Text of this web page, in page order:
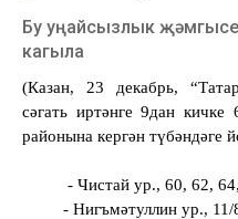
Бу уңайсызлык җәмгысе
кагыла
(Казан, 23 декабрь,
сәгать иртәнге 9дан
районына кергән түбәндәге
- Чистай ур.,60, 62,
- Нигъмәтуллин ур., 11/